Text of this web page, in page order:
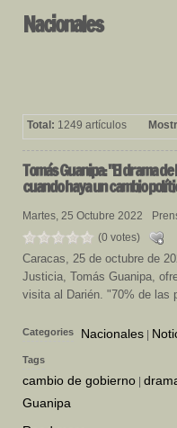
Nacionales
Total: 1249 artículos
TomásGuanipa: "El drama
cuando haya un cambio
Martes, 25 Octubre 2022
(0 votes)
Caracas, 25 de octubre de
Justicia, Tomás Guanipa,
visita al Darién. "70% de las
Categories Nacionales
Tags
cambio de gobierno
Guanipa